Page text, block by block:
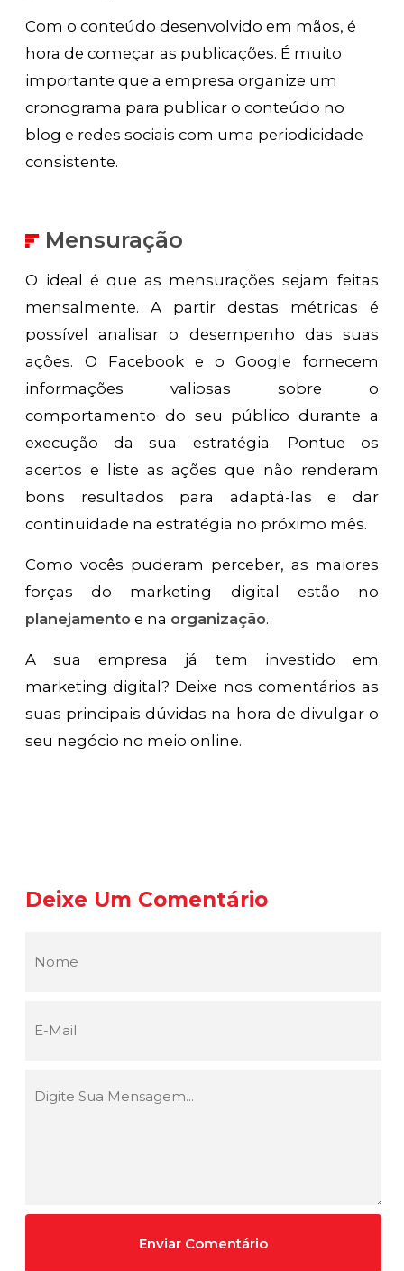
Com o conteúdo desenvolvido em mãos, é
hora de começar as publicações. É muito
importante que a empresa organize um
cronograma para publicar o conteúdo no
blog e redes sociais com uma periodicidade
consistente.
Mensuração
O ideal é que as mensurações sejam feitas
mensalmente. A partir destas métricas é
possível analisar o desempenho das suas
ações. O Facebook e o Google fornecem
informações valiosas sobre o
comportamento do seu público durante a
execução da sua estratégia. Pontue os
acertos e liste as ações que não renderam
bons resultados para adaptá-las e dar
continuidade na estratégia no próximo mês.
Como vocês puderam perceber, as maiores
forças do marketing digital estão no
planejamento e na organização.
A sua empresa já tem investido em
marketing digital? Deixe nos comentários as
suas principais dúvidas na hora de divulgar o
seu negócio no meio online.
Deixe Um Comentário